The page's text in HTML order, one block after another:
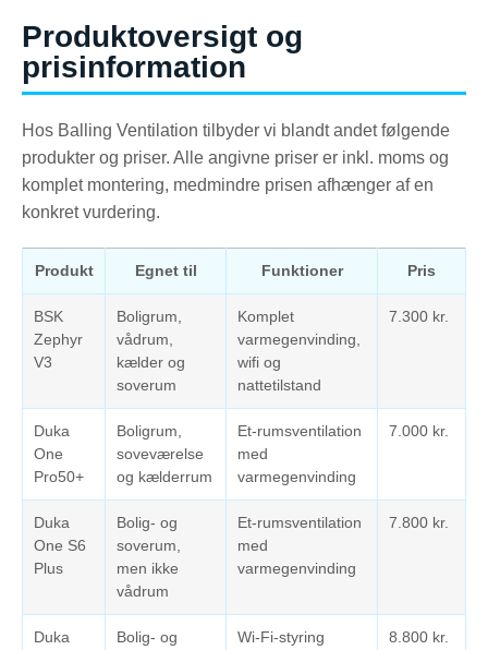
Produktoversigt og
prisinformation
Hos Balling Ventilation tilbyder vi blandt andet følgende
produkter og priser. Alle angivne priser er inkl. moms og
komplet montering, medmindre prisen afhænger af en
konkret vurdering.
Produkt Egnet til Funktioner Pris
BSK
Zephyr
V3
Boligrum,
vådrum,
kælder og
soverum
Komplet
varmegenvinding,
wifi og
nattetilstand
7.300 kr.
Duka
One
Pro50+
Boligrum,
soveværelse
og kælderrum
Et-rumsventilation
med
varmegenvinding
7.000 kr.
Duka
One S6
Plus
Bolig- og
soverum,
men ikke
vådrum
Et-rumsventilation
med
varmegenvinding
7.800 kr.
Duka
Bolig- og
Wi-Fi-styring 8.800 kr.